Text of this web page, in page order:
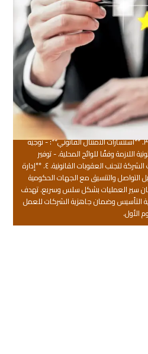
التراخيص** التي تقدمها شركة دعم
الدعم الشامل للشركات الناشئة والمستثمرين
الراغبين في تأسيس كيانات جديدة. تتضمن هذه الخدمة ما يلي: ١. **إجراءات
حول هيكل الشركة المناسب (مثل شركة
فردية، شركة مساهمة، إلخ). - تجهيز
العقود اللازمة. - المساعدة في
التسجيل الرسمي للشركة لدى الجهات الحكومية المختصة. ٢. **استخراج
المطلوبة لنشاط الشركة. - تقديم الدعم في
على التراخيص المطلوبة من الجهات
على التراخيص والتصاريح الضرورية لضمان
بدء التشغيل بشكل قانوني. ٣. **استشارات الامتثال القانوني**: - توجيه
اللازمة وفقًا للوائح المحلية. - توفير
المشورة حول حقوق وواجبات الشركة لتجنب العقوبات القانونية. ٤. **إدارة
التواصل والتنسيق مع الجهات الحكومية
سير العمليات بشكل سلس وسريع. تهدف
التأسيس وضمان جاهزية الشركات للعمل
الأول.